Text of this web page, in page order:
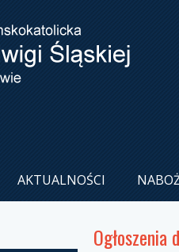
AKTUALNOŚCI